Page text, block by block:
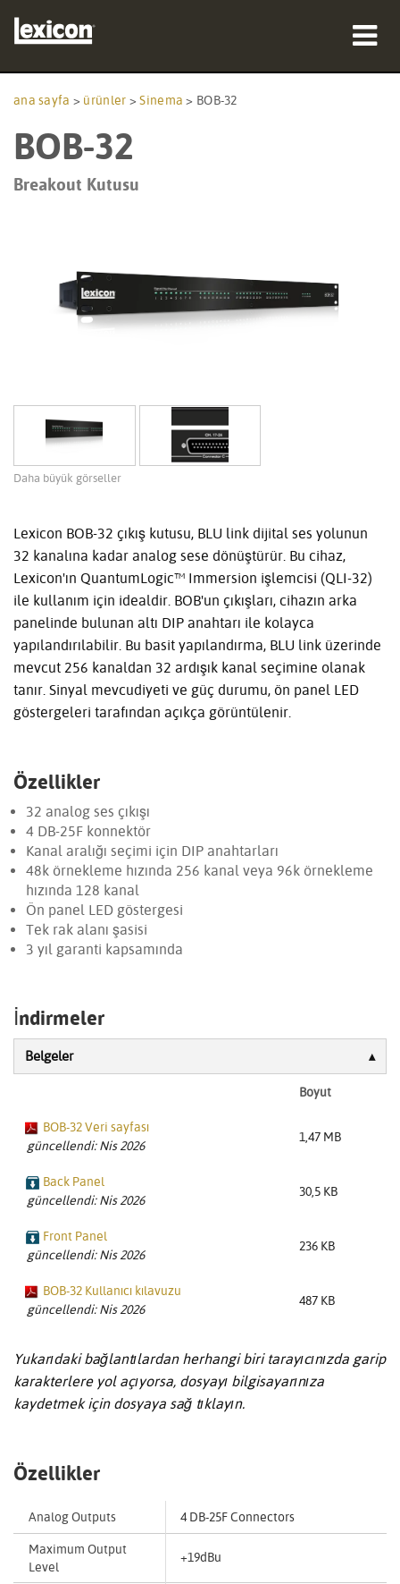
ürünler
nereden satın alınır
profesyoneller
destek
ana sayfa > ürünler >Sinema > BOB-32
BOB-32
Breakout Kutusu
Daha büyük görseller
Lexicon BOB-32 çıkış kutusu, BLU link dijital ses yolunun
32 kanalına kadar analog sese dönüştürür. Bu cihaz,
Lexicon'ın QuantumLogic™ Immersion işlemcisi (QLI-32)
ile kullanım için idealdir. BOB'un çıkışları, cihazın arka
panelinde bulunan altı DIP anahtarı ile kolayca
yapılandırılabilir. Bu basit yapılandırma, BLU link üzerinde
mevcut 256 kanaldan 32 ardışık kanal seçimine olanak
tanır. Sinyal mevcudiyeti ve güç durumu, ön panel LED
göstergeleri tarafından açıkça görüntülenir.
Özellikler
32 analog ses çıkışı
4 DB-25F konnektör
Kanal aralığı seçimi için DIP anahtarları
48k örnekleme hızında 256 kanal veya 96k örnekleme
hızında 128 kanal
Ön panel LED göstergesi
Tek rak alanı şasisi
3 yıl garanti kapsamında
İndirmeler
Belgeler
Boyut
BOB-32 Veri sayfası
güncellendi: Nis 2026
1,47 MB
Back Panel
güncellendi: Nis 2026
30,5 KB
Front Panel
güncellendi: Nis 2026
236 KB
BOB-32 Kullanıcı kılavuzu
güncellendi: Nis 2026
487 KB
Yukarıdaki bağlantılardan herhangi biri tarayıcınızda garip
karakterlere yol açıyorsa, dosyayı bilgisayarınıza
kaydetmek için dosyaya sağ tıklayın.
Özellikler
Analog Outputs 4 DB-25F Connectors
Maximum Output
Level
+19dBu